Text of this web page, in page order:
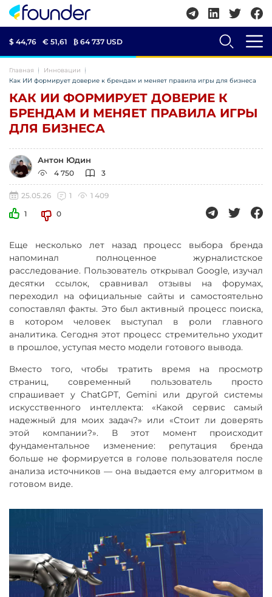
$ 44,76 € 51,61 ₿ 64 737 USD
Главная
Инновации
Как ИИ формирует доверие к брендам и меняет правила игры для бизнеса
КАК ИИ ФОРМИРУЕТ ДОВЕРИЕ К
БРЕНДАМ И МЕНЯЕТ ПРАВИЛА ИГРЫ
ДЛЯ БИЗНЕСА
Антон Юдин
4 750 3
25.05.26 1
1 409
1
0
Еще несколько лет назад процесс выбора бренда
напоминал полноценное журналистское
расследование. Пользователь открывал Google, изучал
десятки ссылок, сравнивал отзывы на форумах,
переходил на официальные сайты и самостоятельно
сопоставлял факты. Это был активный процесс поиска,
в котором человек выступал в роли главного
аналитика. Сегодня этот процесс стремительно уходит
в прошлое, уступая место модели готового вывода.
Вместо того, чтобы тратить время на просмотр
страниц, современный пользователь просто
спрашивает у ChatGPT, Gemini или другой системы
искусственного интеллекта: «Какой сервис самый
надежный для моих задач?» или «Стоит ли доверять
этой компании?». В этот момент происходит
фундаментальное изменение: репутация бренда
больше не формируется в голове пользователя после
анализа источников — она выдается ему алгоритмом в
готовом виде.